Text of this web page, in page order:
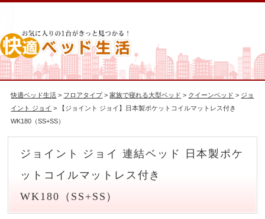
快適ベッド生活 > フロアタイプ >家族で寝れる大型ベッド > クイーンベッド > ジョ
イント ジョイ > 【ジョイント ジョイ】日本製ポケットコイルマットレス付き
WK180（SS+SS）
ジョイント ジョイ 連結ベッド 日本製ポケ
ットコイルマットレス付き
WK180（SS+SS）